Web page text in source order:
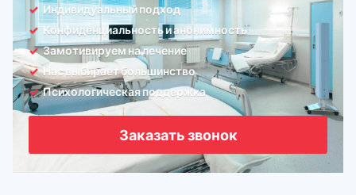
Индивидуальный подход
Конфиденциальность и анонимность
Замотивируем на лечение
Нас выбирает большинство
Психологическая поддержка
Заказать звонок